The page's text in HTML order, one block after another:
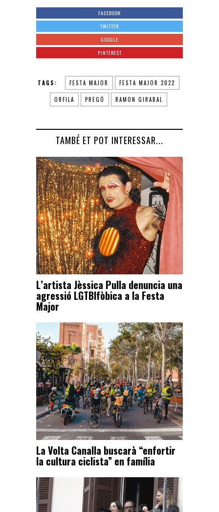
FACEBOOK
TWITTER
GOOGLE
PINTEREST
TAGS: FESTA MAJOR FESTA MAJOR 2022
ORFILA PREGÓ RAMON GIRABAL
TAMBÉ ET POT INTERESSAR...
L’artista Jèssica Pulla denuncia una
agressió LGTBIfòbica a la Festa
Major
La Volta Canalla buscarà “enfortir
la cultura ciclista” en família